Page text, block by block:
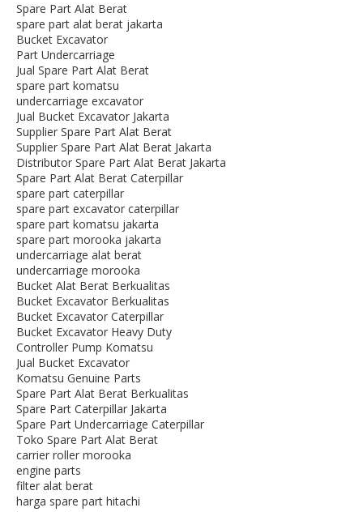
Spare Part Alat Berat
spare part alat berat jakarta
Bucket Excavator
Part Undercarriage
Jual Spare Part Alat Berat
spare part komatsu
undercarriage excavator
Jual Bucket Excavator Jakarta
Supplier Spare Part Alat Berat
Supplier Spare Part Alat Berat Jakarta
Distributor Spare Part Alat Berat Jakarta
Spare Part Alat Berat Caterpillar
spare part caterpillar
spare part excavator caterpillar
spare part komatsu jakarta
spare part morooka jakarta
undercarriage alat berat
undercarriage morooka
Bucket Alat Berat Berkualitas
Bucket Excavator Berkualitas
Bucket Excavator Caterpillar
Bucket Excavator Heavy Duty
Controller Pump Komatsu
Jual Bucket Excavator
Komatsu Genuine Parts
Spare Part Alat Berat Berkualitas
Spare Part Caterpillar Jakarta
Spare Part Undercarriage Caterpillar
Toko Spare Part Alat Berat
carrier roller morooka
engine parts
filter alat berat
harga spare part hitachi